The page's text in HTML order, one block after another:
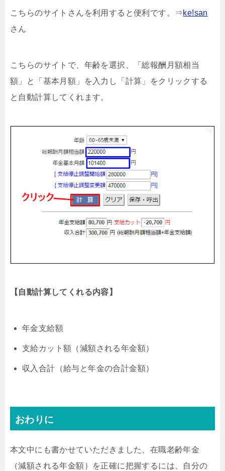
こちらのサイトさんを利用すると便利です。⇒ke!san
さん
こちらのサイトで、年齢を選択、「総報酬月額相当
額」と「基本月額」を入力し「計算」をクリックする
と自動計算してくれます。
【自動計算してくれる内容】
年金支給額
支給カット額（減額される年金額）
収入合計（給与と年金の合計金額）
おわりに
本文中にも書かせていただきました、在職老齢年金
（減額される年金額）を正確に把握するには、自分の